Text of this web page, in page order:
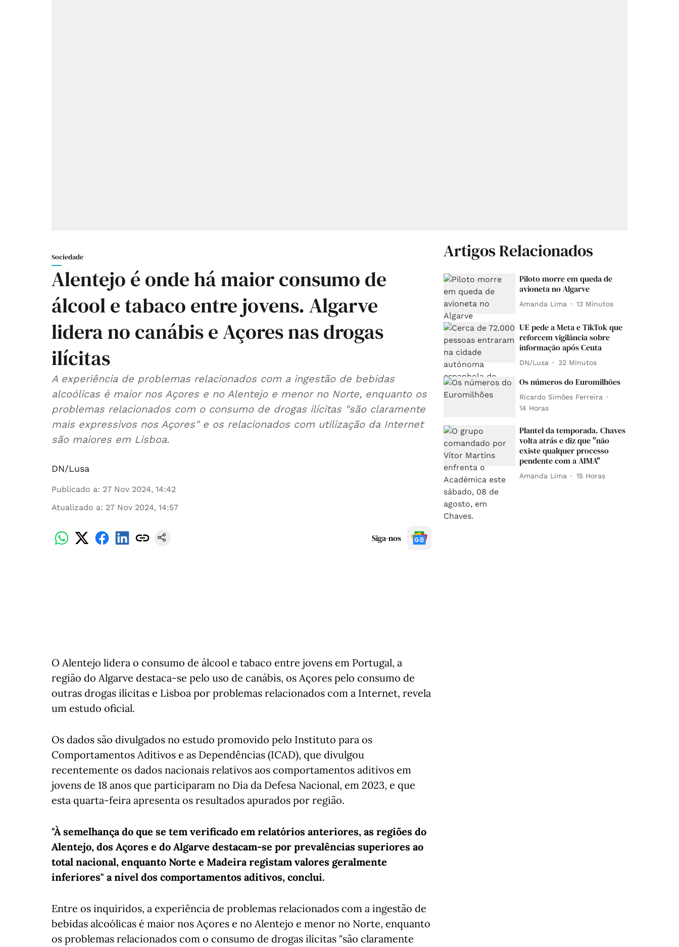
Sociedade
Alentejo é onde há maior consumo de
álcool e tabaco entre jovens. Algarve
lidera no canábis e Açores nas drogas
ilícitas
A experiência de problemas relacionados com a ingestão de bebidas
alcoólicas é maior nos Açores e no Alentejo e menor no Norte, enquanto os
problemas relacionados com o consumo de drogas ilícitas "são claramente
mais expressivos nos Açores" e os relacionados com utilização da Internet
são maiores em Lisboa.
DN/Lusa
Publicado a: 27 Nov 2024, 14:42
Atualizado a: 27 Nov 2024, 14:57
Siga-nos
O Alentejo lidera o consumo de álcool e tabaco entre jovens em Portugal, a
região do Algarve destaca-se pelo uso de canábis, os Açores pelo consumo de
outras drogas ilícitas e Lisboa por problemas relacionados com a Internet, revela
um estudo oficial.
Os dados são divulgados no estudo promovido pelo Instituto para os
Comportamentos Aditivos e as Dependências (ICAD), que divulgou
recentemente os dados nacionais relativos aos comportamentos aditivos em
jovens de 18 anos que participaram no Dia da Defesa Nacional, em 2023, e que
esta quarta-feira apresenta os resultados apurados por região.
"À semelhança do que se tem verificado em relatórios anteriores, as regiões do
Alentejo, dos Açores e do Algarve destacam-se por prevalências superiores ao
total nacional, enquanto Norte e Madeira registam valores geralmente
inferiores" a nível dos comportamentos aditivos, conclui.
Entre os inquiridos, a experiência de problemas relacionados com a ingestão de
bebidas alcoólicas é maior nos Açores e no Alentejo e menor no Norte, enquanto
os problemas relacionados com o consumo de drogas ilícitas "são claramente
Artigos Relacionados
Piloto morre em queda de
avioneta no Algarve
Amanda Lima 13 Minutos
UE pede a Meta e TikTok que
reforcem vigilância sobre
informação após Ceuta
DN/Lusa 32 Minutos
Os números do Euromilhões
Ricardo Simões Ferreira
14 Horas
Plantel da temporada. Chaves
volta atrás e diz que "não
existe qualquer processo
pendente com a AIMA"
Amanda Lima 15 Horas